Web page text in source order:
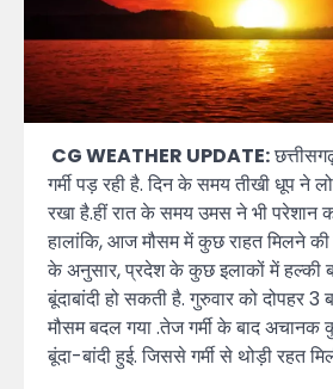
CG WEATHER UPDATE:
गर्मी पड़ रही है. दिन के समय तीखी धूप ने
रखा है.हीं रात के समय उमस ने भी परेशान
हालांकि, आज मौसम में कुछ राहत मिलने की
के अनुसार, प्रदेश के कुछ इलाकों में हल्की
बूंदाबांदी हो सकती है. गुरुवार को दोपहर
मौसम बदल गया .तेज गर्मी के बाद
बूंदा-बांदी हुई. जिससे गर्मी से थोड़ी रहत